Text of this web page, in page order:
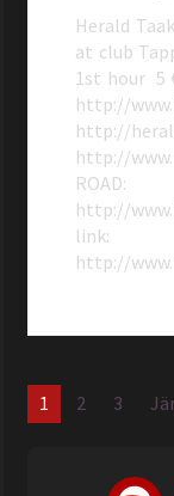
Herald
at club
1st hour 5
http://
http://
http://
ROAD:
http://
link:
http://
1 2 3